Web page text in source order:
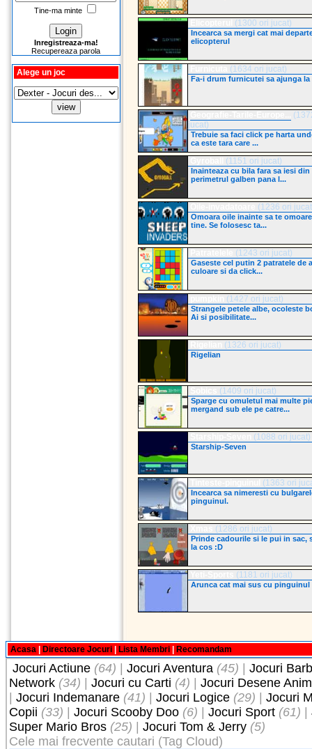
Tine-ma minte
Inregistreaza-ma!
Recupereaza parola
Alege un joc
(1300 ori jucat)
Incearca sa mergi cat mai
elicopterul
(1634 ori jucat)
Fa-i drum furnicutei sa ajunga la
jucat)
Trebuie sa faci click pe harta
ca este tara care ...
(1151 ori jucat)
Inainteaza cu bila fara sa iesi din
perimetrul galben pana l...
(1236 ori
Omoara oile inainte sa te
tine. Se folosesc ta...
(1243 ori jucat)
Gaseste cel putin 2 patratele de
culoare si da click...
(1427 ori jucat)
Strangele petele albe, ocoleste
Ai si posibilitate...
(1326 ori jucat)
Rigelian
(1409 ori jucat)
Sparge cu omuletul mai multe
mergand sub ele pe catre...
(1088 ori jucat)
Starship-Seven
(1363 ori
Incearca sa nimeresti cu
pinguinul.
(1286 ori jucat)
Prinde cadourile si le pui in sac,
la cos :D
(1181 ori jucat)
Arunca cat mai sus cu pinguinul
Acasa Directoare Jocuri Lista Membri Recomandam
Jocuri Actiune (64) Jocuri Aventura (45)
Jocuri
Network (34) Jocuri cu Carti (4)
Jocuri Desene
Jocuri Indemanare (41) Jocuri Logice (29)
Jocuri
Copii (33) Jocuri Scooby Doo (6) Jocuri Sport (61)
Super Mario Bros (25) Jocuri Tom & Jerry (5)
Cele mai frecvente cautari (Tag Cloud)